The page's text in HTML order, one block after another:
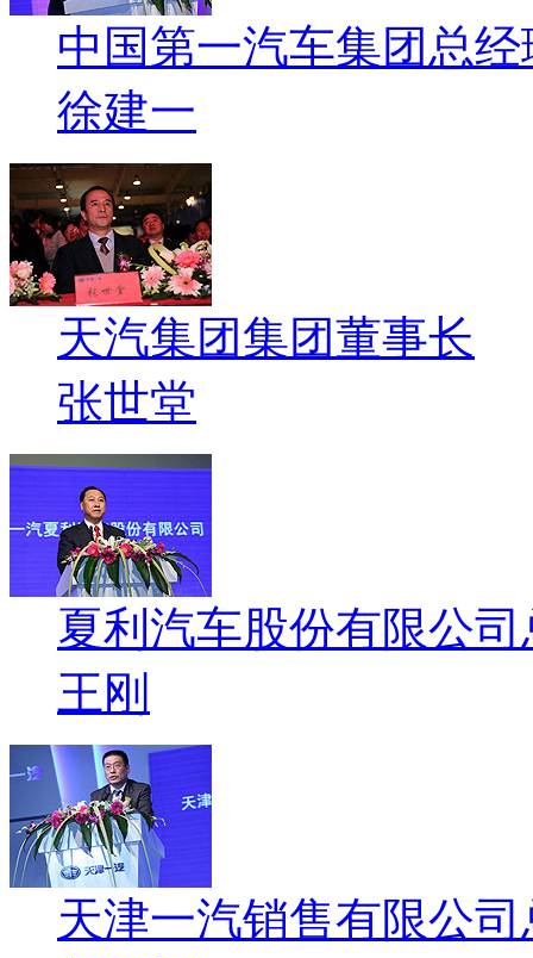
中国第一汽车集团总经
徐建一
天汽集团集团董事长
张世堂
夏利汽车股份有限公
王刚
天津一汽销售有限公